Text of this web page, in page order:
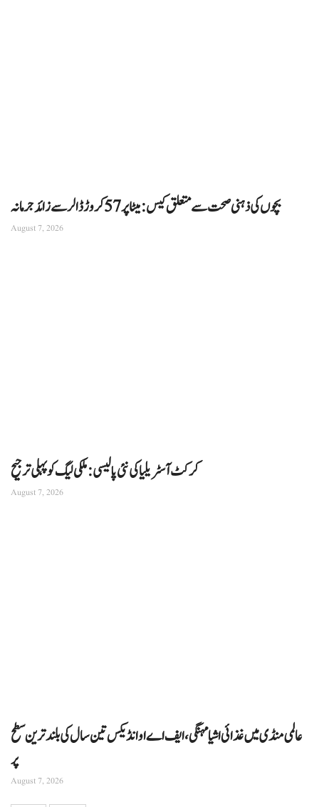
بچوں کی ذہنی صحت سے متعلق کیس: میٹا پر 57 کروڑ ڈالر سے زائد جرمانہ
August 7, 2026
کرکٹ آسٹریلیا کی نئی پالیسی: ملکی لیگ کو پہلی ترجیح
August 7, 2026
عالمی منڈی میں غذائی اشیا مہنگی، ایف اے او انڈیکس تین سال کی بلند ترین سطح
پر
August 7, 2026